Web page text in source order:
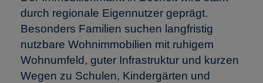
durch regionale Eigennutzer geprägt.
Besonders Familien suchen langfristig
nutzbare Wohnimmobilien mit ruhigem
Wohnumfeld, guter Infrastruktur und kurzen
Wegen zu Schulen, Kindergärten und